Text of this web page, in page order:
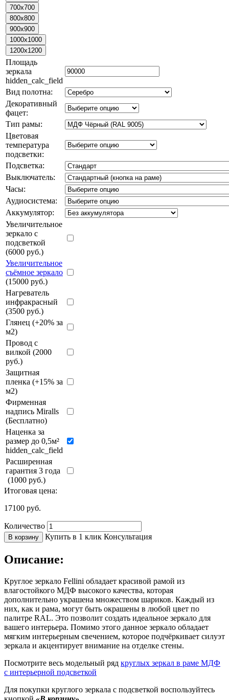
Площадь
зеркала
hidden_calc_field
Вид полотна:
Декоративный
фацет:
Тип рамы:
Цветовая
температура
подсветки:
Подсветка:
Выключатель:
Часы:
Аудиосистема:
Аккумулятор:
Увеличительное
зеркало с
подсветкой
(6000 руб.)
Увеличительное
съёмное зеркало
(15000 руб.)
Нагреватель
инфракрасный
(3500 руб.)
Глянец (+20% за
м2)
Провод с
вилкой (2000
руб.)
Защитная
пленка (+15% за
м2)
Фирменная
надпись Miralls
(Бесплатно)
Наценка за
размер до 0,5м²
hidden_calc_field
Расширенная
гарантия 3 года
(1000 руб.)
Итоговая цена:
17100 руб.
Количество
В корзину Купить в 1 клик Консультация
Описание:
Круглое зеркало Fellini обладает красивой рамой из
влагостойкого МДФ высокого качества, которая
дополнительно украшена множеством шариков. Каждый из
них, как и рама, могут быть окрашены в любой цвет по
палитре RAL. Это позволит создать идеальное зеркало для
вашего интерьера. Помимо этого данное зеркало обладает
мягким интерьерным свечением, которое подчёркивает силуэт
зеркала и акцентирует внимание на отделке стены.
Посмотрите весь модельный ряд круглых зеркал в раме МДФ
с интерьерной подсветкой
Для покупки круглого зеркала с подсветкой воспользуйтесь